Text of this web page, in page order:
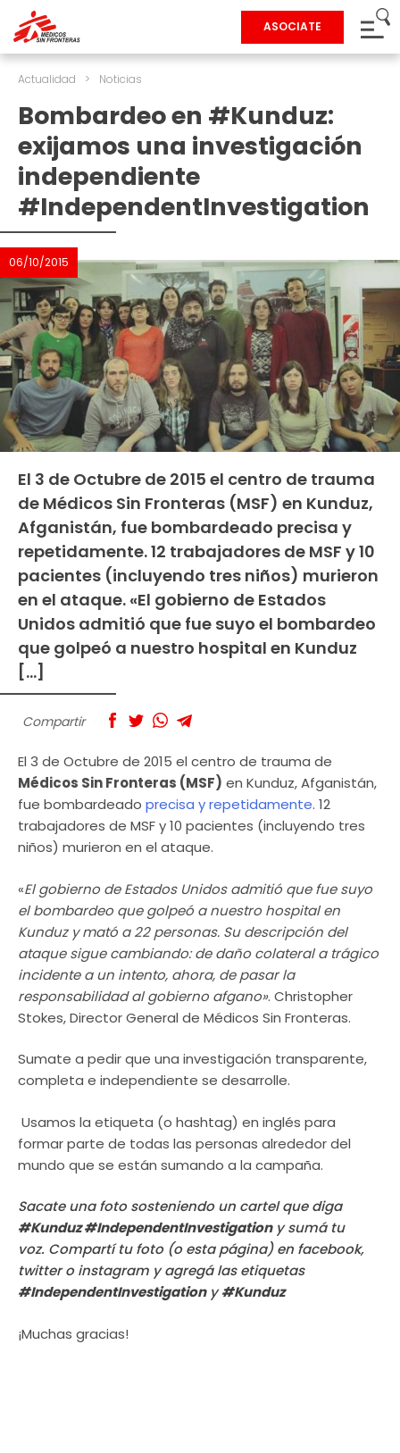
ASOCIATE
Actualidad > Noticias
Bombardeo en #Kunduz:
exijamos una investigación
independiente
#IndependentInvestigation
06/10/2015
El 3 de Octubre de 2015 el centro de trauma
de Médicos Sin Fronteras (MSF) en Kunduz,
Afganistán, fue bombardeado precisa y
repetidamente. 12 trabajadores de MSF y 10
pacientes (incluyendo tres niños) murieron
en el ataque. «El gobierno de Estados
Unidos admitió que fue suyo el bombardeo
que golpeó a nuestro hospital en Kunduz
[…]
Compartir
El 3 de Octubre de 2015 el centro de trauma de
Médicos Sin Fronteras (MSF) en Kunduz, Afganistán,
fue bombardeado precisa y repetidamente. 12
trabajadores de MSF y 10 pacientes (incluyendo tres
niños) murieron en el ataque.
«El gobierno de Estados Unidos admitió que fue suyo
el bombardeo que golpeó a nuestro hospital en
Kunduz y mató a 22 personas. Su descripción del
ataque sigue cambiando: de daño colateral a trágico
incidente a un intento, ahora, de pasar la
responsabilidad al gobierno afgano». Christopher
Stokes, Director General de Médicos Sin Fronteras.
Sumate a pedir que una investigación transparente,
completa e independiente se desarrolle.
Usamos la etiqueta (o hashtag) en inglés para
formar parte de todas las personas alrededor del
mundo que se están sumando a la campaña.
Sacate una foto sosteniendo un cartel que diga
#Kunduz #IndependentInvestigationy sumá tu
voz. Compartí tu foto (o esta página) en facebook,
twitter o instagram y agregá las etiquetas
#IndependentInvestigationy#Kunduz
¡Muchas gracias!